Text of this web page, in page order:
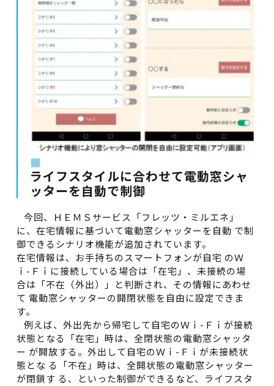
■
ライフスタイルに合わせて電動窓シャ
ッターを自動で制御
今回、ＨＥＭＳサービス「フレッツ・ミルエネ」
に、在宅情報に基づいて電動窓シャッターを自動 で制
御できるシナリオ機能が追加されています。
在宅情報は、お手持ちのスマートフォンが自宅 のＷ
ｉ-Ｆｉに接続している場合は「在宅」、未接続の場
合は「不在（外出）」と判断され、その情報にあわせ
て 電動窓シャッターの開閉状態を自由に設定できま
す。
例えば、外出先から帰宅して自宅のＷｉ-Ｆｉが接続
状態となる「在宅」時は、全閉状態の電動窓シャッタ
ー が開放する。外出して自宅のＷｉ-Ｆｉが未接続状
態とな る「不在」時は、全開状態の電動窓シャッター
が閉鎖す る、といった制御ができるなど、ライフスタ